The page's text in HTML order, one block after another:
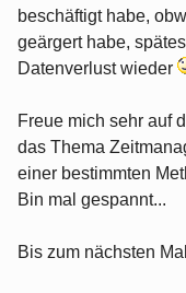
beschäftigt habe,
geärgert habe,
Datenverlust wieder
Freue mich sehr auf
das Thema
einer bestimmten
Bin mal gespannt...
Bis zum nächsten